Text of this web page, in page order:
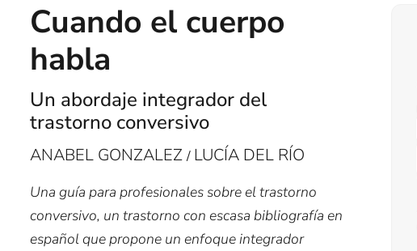
Cuando el cuerpo
habla
Un abordaje integrador del
trastorno conversivo
ANABEL GONZALEZ/ LUCÍA DEL RÍO
Una guía para profesionales sobre el trastorno
conversivo, un trastorno con escasa bibliografía en
español que propone un enfoque integrador